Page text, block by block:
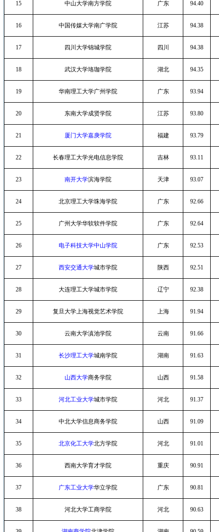
15 中山大学南方学院 广东 94.40
16 中国传媒大学南广学院 江苏 94.38
17 四川大学锦城学院 四川 94.38
18 武汉大学珞珈学院 湖北 94.35
19 华南理工大学广州学院 广东 93.94
20 东南大学成贤学院 江苏 93.80
21 厦门大学嘉庚学院 福建 93.79
22 长春理工大学光电信息学院 吉林 93.11
23 南开大学滨海学院 天津 93.07
24 北京理工大学珠海学院 广东 92.66
25 广州大学华软软件学院 广东 92.64
26 电子科技大学中山学院 广东 92.53
27 西安交通大学城市学院 陕西 92.51
28 大连理工大学城市学院 辽宁 92.38
29 复旦大学上海视觉艺术学院 上海 91.94
30 云南大学滇池学院 云南 91.66
31 长沙理工大学城南学院 湖南 91.63
32 山西大学商务学院 山西 91.58
33 河北工业大学城市学院 河北 91.37
34 中北大学信息商务学院 山西 91.09
35 北京化工大学北方学院 河北 91.01
36 西南大学育才学院 重庆 90.91
37 广东工业大学华立学院 广东 90.81
38 河北大学工商学院 河北 90.63